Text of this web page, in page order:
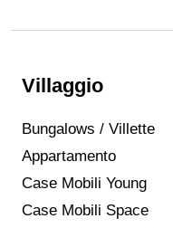
Villaggio
Bungalows / Villette
Appartamento
Case Mobili Young
Case Mobili Space